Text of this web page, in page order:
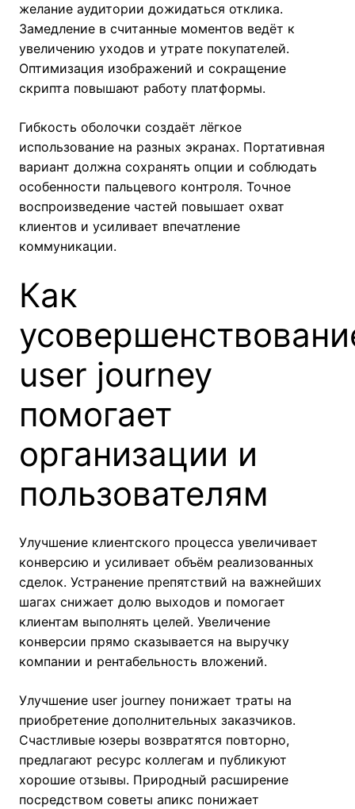
желание аудитории дожидаться отклика.
Замедление в считанные моментов ведёт к
увеличению уходов и утрате покупателей.
Оптимизация изображений и сокращение
скрипта повышают работу платформы.
Гибкость оболочки создаёт лёгкое
использование на разных экранах. Портативная
вариант должна сохранять опции и соблюдать
особенности пальцевого контроля. Точное
воспроизведение частей повышает охват
клиентов и усиливает впечатление
коммуникации.
Как
user journey
помогает
организации и
пользователям
Улучшение клиентского процесса увеличивает
конверсию и усиливает объём реализованных
сделок. Устранение препятствий на важнейших
шагах снижает долю выходов и помогает
клиентам выполнять целей. Увеличение
конверсии прямо сказывается на выручку
компании и рентабельность вложений.
Улучшение user journey понижает траты на
приобретение дополнительных заказчиков.
Счастливые юзеры возвратятся повторно,
предлагают ресурс коллегам и публикуют
хорошие отзывы. Природный расширение
посредством советы апикс понижает